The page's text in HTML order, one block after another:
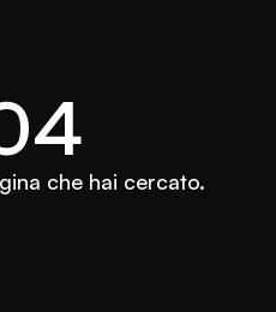
che hai cercato.